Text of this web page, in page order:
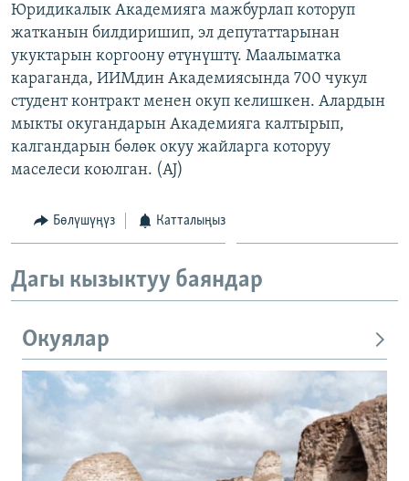
ЭЕ/АРнун бардык сайттары
Юридикалык Академияга мажбурлап которуп
жатканын билдиришип, эл депутаттарынан
укуктарын коргоону өтүнүштү. Маалыматка
караганда, ИИМдин Академиясында 700 чукул
студент контракт менен окуп келишкен. Алардын
мыкты окугандарын Академияга калтырып,
калгандарын бөлөк окуу жайларга которуу
маселеси коюлган. (AJ)
Бөлүшүңүз Катталыңыз
Дагы кызыктуу баяндар
Окуялар